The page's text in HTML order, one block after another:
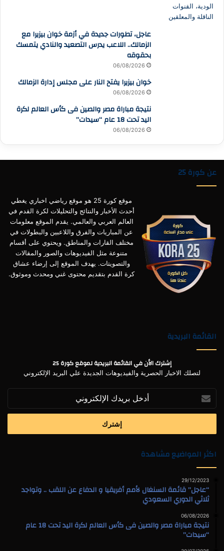
عاجل، تطورات جديدة في أزمة خوان بيزيرا مع
الزمالك.. اللاعب يدرس التصعيد والنادي يتمسك
بحقوقه
06/08/2026
خوان بيزيرا يفتح النار على مجلس إدارة الزمالك
06/08/2026
نتيجة مباراة مصر والصين فى كأس العالم لكرة
اليد تحت 18 عام “سيدات”
06/08/2026
عن كورة 25
موقع كورة 25 هو موقع رياضي اخباري يغطي
أحدث الأخبار والنتائج والتحليلات لكرة القدم في
العالم العربي والعالمي. يقدم الموقع معلومات
عن المباريات والفرق واللاعبين والبطولات في
مختلف القارات والمناطق. ويحتوي على أقسام
متنوعة مثل الفيديوهات والصور والمقالات
والتصويتات. يهدف الموقع إلى إرضاء عشاق
كرة القدم بتقديم محتوى غني ومحدث وموثوق.
القائمة البريدية
إشترك الأن في القائمة البريدية لموقع كورة 25
لتصلك الاخبار الحصرية والفيديوهات الجديدة علي البريد الإلكتروني
بريدك
الإلكتروني
اكثر المواضيع مشاهدة
29/12/2023
“عاجل” قائمة السنغال لأمم أفريقيا و الدفاع عن اللقب .. وتواجد
ثلاثي الدوري السعودي
06/08/2026
نتيجة مباراة مصر والصين فى كأس العالم لكرة اليد تحت 18 عام
“سيدات”